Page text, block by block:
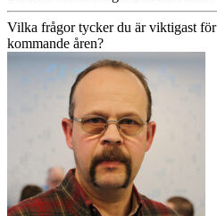
Vilka frågor tycker du är viktigast
kommande åren?